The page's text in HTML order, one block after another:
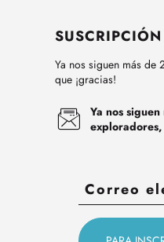
Ya nos siguen más
que ¡gracias!
Ya nos